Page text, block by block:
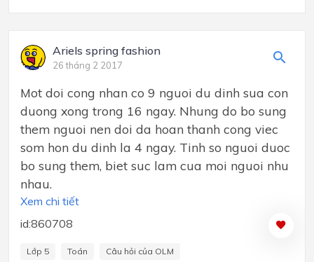
Ariels spring fashion
26 tháng 2 2017
Mot doi cong nhan co 9 nguoi du dinh sua con
duong xong trong 16 ngay. Nhung do bo sung
them nguoi nen doi da hoan thanh cong viec
som hon du dinh la 4 ngay. Tinh so nguoi duoc
bo sung them, biet suc lam cua moi nguoi nhu
nhau.
Xem chi tiết
id:860708
Lớp 5 Toán Câu hỏi của OLM